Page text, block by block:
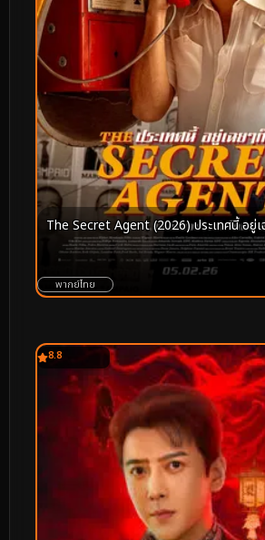
The Secret Agent (2026) ประเทศนี้ อยู่
พากย์ไทย
8.8